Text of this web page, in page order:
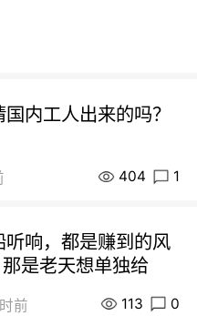
内工人出来的吗？
404 1
响，都是赚到的风
是老天想单独给
前 113 0